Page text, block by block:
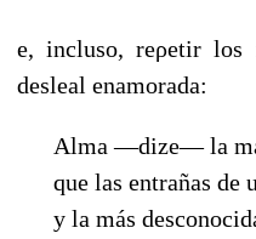
e, incluso, reρetir los
desleal enamorada:
Alma —dize— la
que las entrañas de
y la más